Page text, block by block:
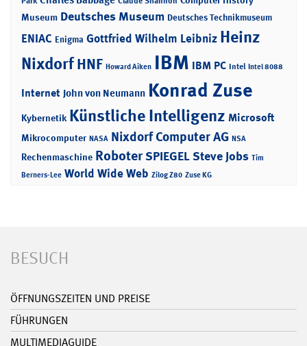
Museum Deutsches Museum Deutsches Technikmuseum
ENIAC Enigma Gottfried Wilhelm Leibniz Heinz
NixdorfHNF Howard Aiken IBM IBM PC Intel Intel 8088
Internet John von Neumann Konrad Zuse
Kybernetik Künstliche Intelligenz Microsoft
Mikrocomputer NASA Nixdorf Computer AG NSA
Rechenmaschine RoboterSPIEGELSteve Jobs Tim
Berners-Lee World Wide Web Zilog Z80 Zuse KG
BESUCH
ÖFFNUNGSZEITEN UND PREISE
FÜHRUNGEN
MULTIMEDIAGUIDE